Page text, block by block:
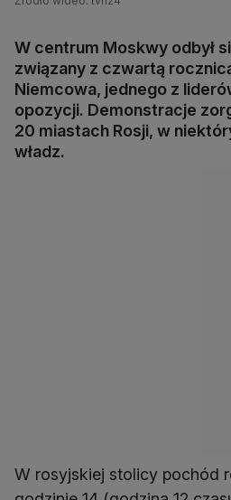
W centrum Moskwy odbył
związany z czwartą
Niemcowa, jednego z
opozycji. Demonstracje
20 miastach Rosji, w
władz.
W rosyjskiej stolicy pochód